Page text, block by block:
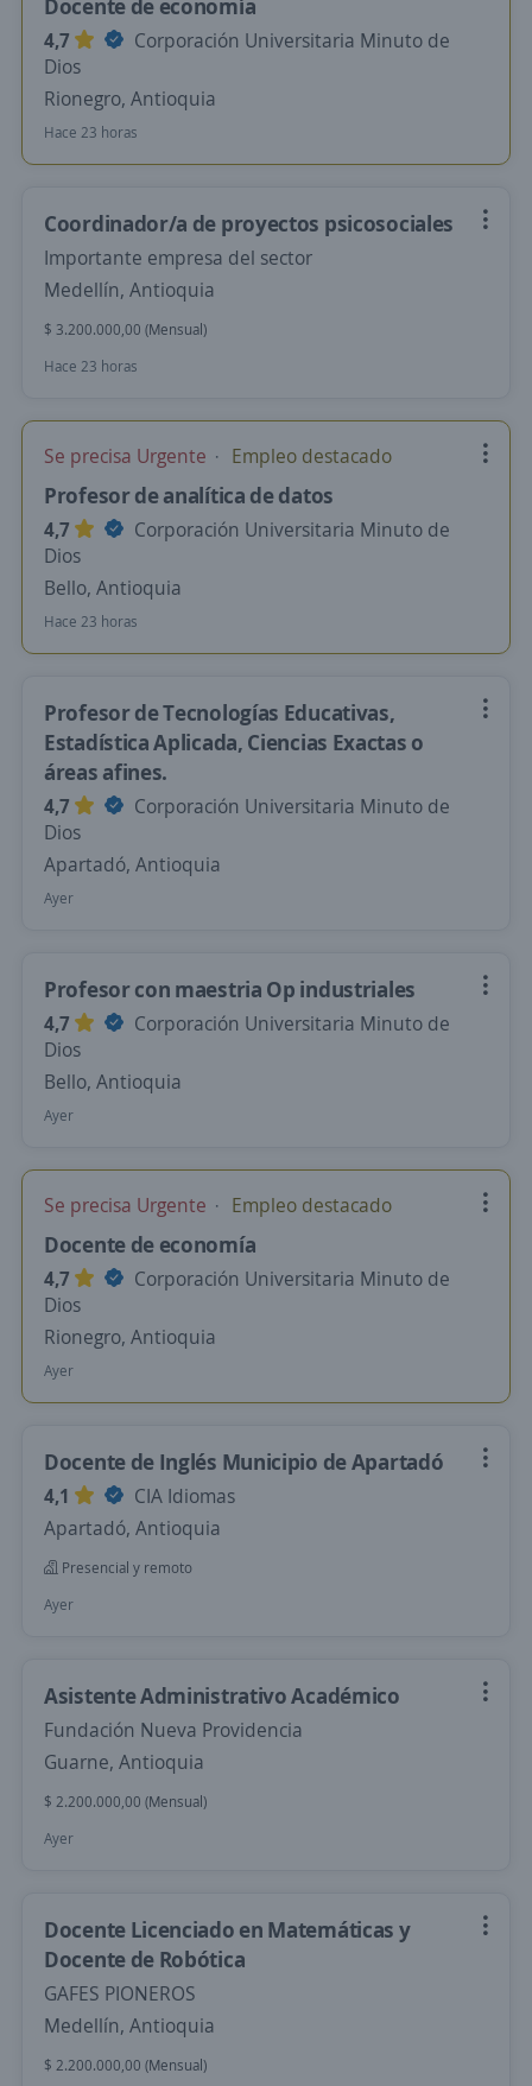
Docente de economía
4,7
Corporación Universitaria Minuto de
Dios
Rionegro, Antioquia
Hace 23 horas
Coordinador/a de proyectos psicosociales
Importante empresa del sector
Medellín, Antioquia
$ 3.200.000,00 (Mensual)
Hace 23 horas
Se precisa Urgente Empleo destacado
Profesor de analítica de datos
4,7
Corporación Universitaria Minuto de
Dios
Bello, Antioquia
Hace 23 horas
Profesor de Tecnologías Educativas,
Estadística Aplicada, Ciencias Exactas o
áreas afines.
4,7
Corporación Universitaria Minuto de
Dios
Apartadó, Antioquia
Ayer
Profesor con maestria Op industriales
4,7
Corporación Universitaria Minuto de
Dios
Bello, Antioquia
Ayer
Se precisa Urgente Empleo destacado
Docente de economía
4,7
Corporación Universitaria Minuto de
Dios
Rionegro, Antioquia
Ayer
Docente de Inglés Municipio de Apartadó
4,1
CIA Idiomas
Apartadó, Antioquia
Presencial y remoto
Ayer
Asistente Administrativo Académico
Fundación Nueva Providencia
Guarne, Antioquia
$ 2.200.000,00 (Mensual)
Ayer
Docente Licenciado en Matemáticas y
Docente de Robótica
GAFES PIONEROS
Medellín, Antioquia
$ 2.200.000,00 (Mensual)